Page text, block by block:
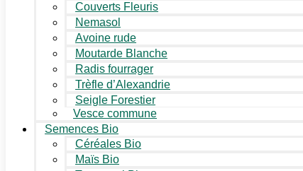
Couverts Fleuris
Nemasol
Avoine rude
Moutarde Blanche
Radis fourrager
Trèfle d’Alexandrie
Seigle Forestier
Vesce commune
Semences Bio
Céréales Bio
Maïs Bio